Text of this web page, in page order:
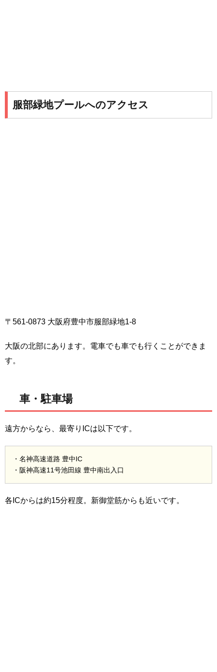
服部緑地プールへのアクセス
〒561-0873 大阪府豊中市服部緑地1-8
大阪の北部にあります。電車でも車でも行くことができま
す。
車・駐車場
遠方からなら、最寄りICは以下です。
・名神高速道路 豊中IC
・阪神高速11号池田線 豊中南出入口
各ICからは約15分程度。新御堂筋からも近いです。